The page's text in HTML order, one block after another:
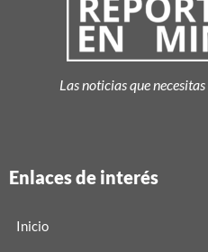
Las noticias que
Enlaces de interés
Inicio